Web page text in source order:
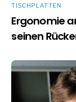
TISCHPLATTEN
Ergonomie
seinen